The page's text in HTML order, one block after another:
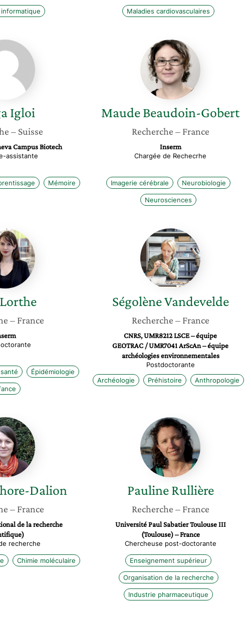
Maladies cardiovasculaires
Kinga
Igloi
Igloi
– Suisse
Campus Biotech
assistante
Mémoire
Maude
Beaudoin-
Gobert
MaudeBeaudoin-Gobert
Recherche – France
Inserm
Chargée de Rechecrhe
Imagerie cérébrale Neurobiologie
Neurosciences
Elsa
Lorthe
Lorthe
– France
Épidémiologie
Ségolène
Vandevelde
SégolèneVandevelde
Recherche – France
CNRS, UMR8212 LSCE – équipe
GEOTRAC / UMR7041 ArScAn – équipe
archéologies environnementales
Postdoctorante
Archéologie
Préhistoire Anthropologie
Lucile
Anthore-
Dalion
Dalion
– France
de la recherche
recherche
Chimie moléculaire
Pauline
Rullière
Pauline Rullière
Recherche – France
Université Paul Sabatier Toulouse III
(Toulouse) – France
Chercheuse post-doctorante
Enseignement supérieur
Organisation de la recherche
Industrie pharmaceutique